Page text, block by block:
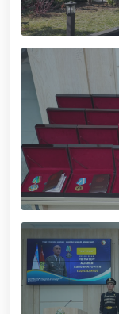
xizmat itlari
biatloni”
musobaqasi
harbiy
ustuvor
Jamoat
bilan
munosabati
tomonidan
jahon urushi
olindi. //
musiqiy
avlod
kitobining
etildi.// “Men
qaratilgan